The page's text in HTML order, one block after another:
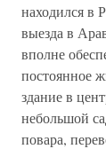
находился в
выезда в
вполне
постоянное
здание в
небольшой
повара,